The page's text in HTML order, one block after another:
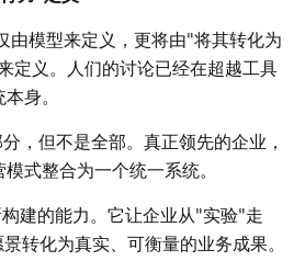
由模型来定义，更将由"将其转化为
定义。人们的讨论已经在超越工具
身。
，但不是全部。真正领先的企业，
式整合为一个统一系统。
建的能力。它让企业从"实验"走
转化为真实、可衡量的业务成果。